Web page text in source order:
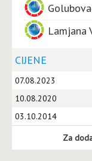
Lamjana
CIJENE
07.08.2023
10.08.2020
03.10.2014
Za